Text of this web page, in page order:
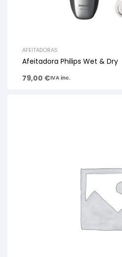
AFEITADORAS
Afeitadora Philips Wet & Dry
79,00 €IVA inc.